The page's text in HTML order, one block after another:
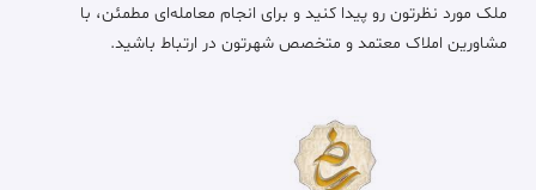
ملک مورد نظرتون رو پیدا کنید و برای انجام معامله‌ای مطمئن، با
مشاورین املاک معتمد و متخصص شهرتون در ارتباط باشید.